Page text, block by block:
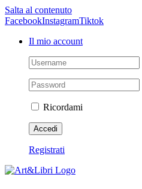
Salta al contenuto
FacebookInstagramTiktok
Il mio account
Ricordami
Registrati